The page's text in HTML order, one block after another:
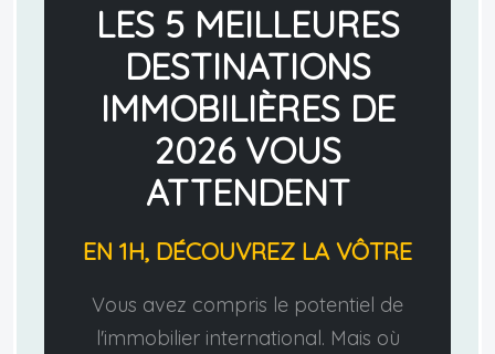
LES 5 MEILLEURES
DESTINATIONS
IMMOBILIÈRES DE
2026 VOUS
ATTENDENT
EN 1H, DÉCOUVREZ LA VÔTRE
Vous avez compris le potentiel de
l'immobilier international. Mais où